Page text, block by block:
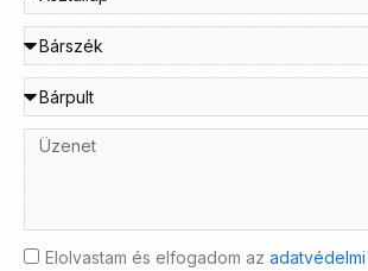
Elolvastam és elfogadom az